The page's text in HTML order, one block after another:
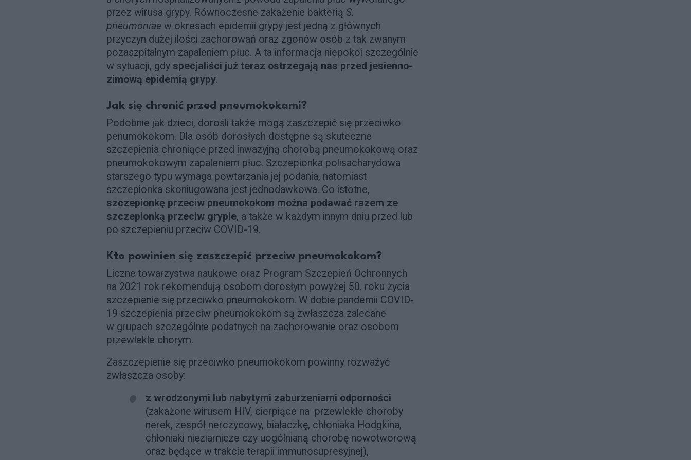
przez wirusa grypy. Równoczesne zakażenie bakterią S.
pneumoniae w okresach epidemii grypy jest jedną z głównych
przyczyn dużej ilości zachorowań oraz zgonów osób z tak zwanym
pozaszpitalnym zapaleniem płuc. A ta informacja niepokoi szczególnie
w sytuacji, gdy specjaliści już teraz ostrzegają nas przed jesienno-
zimową epidemią grypy.
Jak się chronić przed pneumokokami?
Podobnie jak dzieci, dorośli także mogą zaszczepić się przeciwko
penumokokom. Dla osób dorosłych dostępne są skuteczne
szczepienia chroniące przed inwazyjną chorobą pneumokokową oraz
pneumokokowym zapaleniem płuc. Szczepionka polisacharydowa
starszego typu wymaga powtarzania jej podania, natomiast
szczepionka skoniugowana jest jednodawkowa. Co istotne,
szczepionkę przeciw pneumokokom można podawać razem ze
szczepionką przeciw grypie, a także w każdym innym dniu przed lub
po szczepieniu przeciw COVID-19.
Kto powinien się zaszczepić przeciw pneumokokom?
Liczne towarzystwa naukowe oraz Program Szczepień Ochronnych
na 2021 rok rekomendują osobom dorosłym powyżej 50. roku życia
szczepienie się przeciwko pneumokokom. W dobie pandemii COVID-
19 szczepienia przeciw pneumokokom są zwłaszcza zalecane
w grupach szczególnie podatnych na zachorowanie oraz osobom
przewlekle chorym.
Zaszczepienie się przeciwko pneumokokom powinny rozważyć
zwłaszcza osoby:
z wrodzonymi lub nabytymi zaburzeniami odporności
(zakażone wirusem HIV, cierpiące na przewlekłe choroby
nerek, zespół nerczycowy, białaczkę, chłoniaka Hodgkina,
chłoniaki nieziarnicze czy uogólnianą chorobę nowotworową
oraz będące w trakcie terapii immunosupresyjnej),